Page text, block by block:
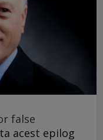
false
acest epilog